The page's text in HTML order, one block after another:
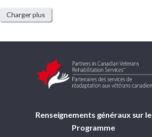
Charger plus
Renseignements généraux sur le
Programme